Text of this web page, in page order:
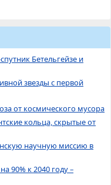
Бетельгейзе и
звезды с первой
от космического мусора
кольца, скрытые от
научную миссию в
90% к 2040 году –